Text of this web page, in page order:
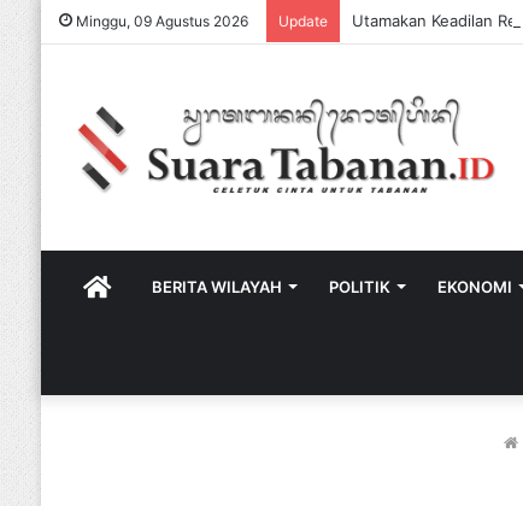
Minggu, 09 Agustus 2026 Update
HOMEBERITA WILAYAH POLITIK EKONOMI